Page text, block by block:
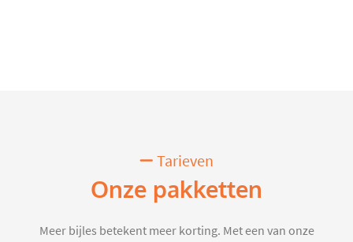
Tarieven
Onze pakketten
Meer bijles betekent meer korting. Met een van onze